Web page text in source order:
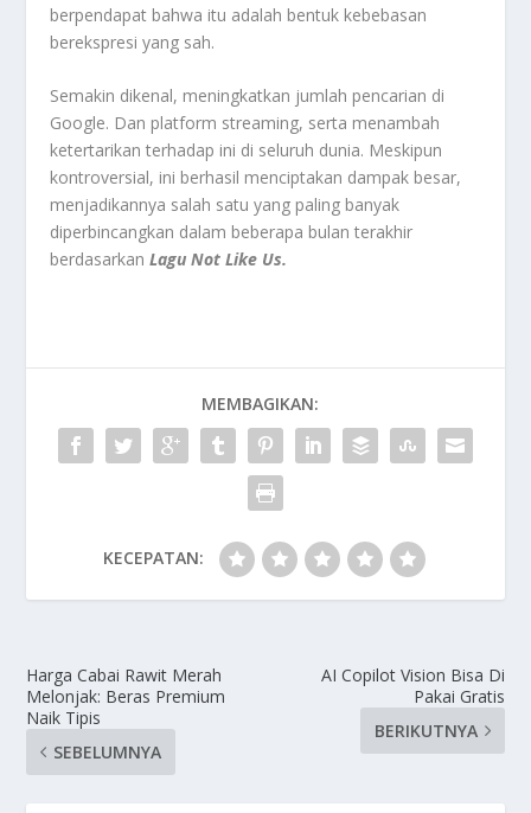
berpendapat bahwa itu adalah bentuk kebebasan
berekspresi yang sah.
Semakin dikenal, meningkatkan jumlah pencarian di
Google. Dan platform streaming, serta menambah
ketertarikan terhadap ini di seluruh dunia. Meskipun
kontroversial, ini berhasil menciptakan dampak besar,
menjadikannya salah satu yang paling banyak
diperbincangkan dalam beberapa bulan terakhir
berdasarkanLagu Not Like Us.
MEMBAGIKAN:
KECEPATAN:
Harga Cabai Rawit Merah
Melonjak: Beras Premium
Naik Tipis
SEBELUMNYA
AI Copilot Vision Bisa Di
Pakai Gratis
BERIKUTNYA